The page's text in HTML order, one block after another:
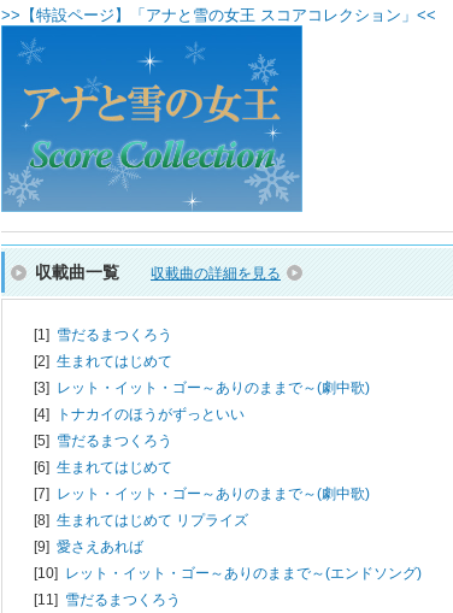
>>【特設ページ】「アナと雪の女王 スコアコレクション」<<
収載曲一覧 収載曲の詳細を見る
[1] 雪だるまつくろう
[2] 生まれてはじめて
[3] レット・イット・ゴー～ありのままで～(劇中歌)
[4]
トナカイのほうがずっといい
[5] 雪だるまつくろう
[6] 生まれてはじめて
[7] レット・イット・ゴー～ありのままで～(劇中歌)
[8] 生まれてはじめて リプライズ
[9] 愛さえあれば
[10] レット・イット・ゴー～ありのままで～(エンドソング)
[11] 雪だるまつくろう